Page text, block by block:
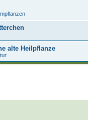
alte Heilpflanze